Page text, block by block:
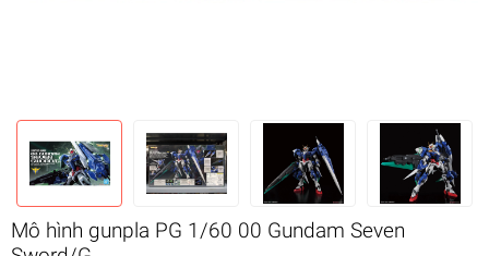
Mô hình gunpla PG 1/60 00 Gundam Seven